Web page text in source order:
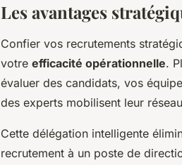
Les avantages
Confier vos recrutements
votre efficacité opérationnelle.
évaluer des candidats, vos
des experts mobilisent leur
Cette délégation intelligente
recrutement à un poste de